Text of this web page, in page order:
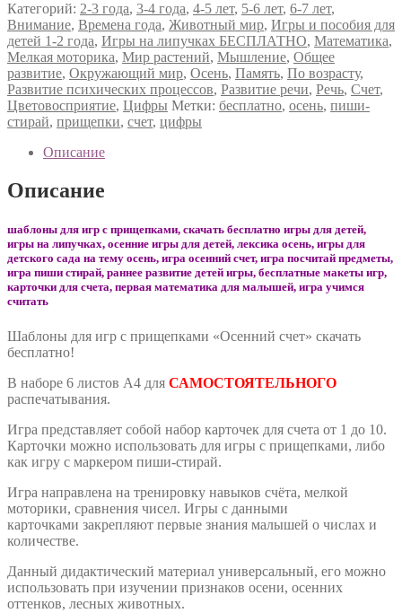
Категорий: 2-3 года, 3-4 года, 4-5 лет, 5-6 лет, 6-7 лет,
Внимание, Времена года, Животный мир, Игры и пособия для
детей 1-2 года, Игры на липучках БЕСПЛАТНО, Математика,
Мелкая моторика, Мир растений, Мышление, Общее
развитие, Окружающий мир, Осень, Память, По возрасту,
Развитие психических процессов, Развитие речи, Речь, Счет,
Цветовосприятие, Цифры Метки: бесплатно, осень, пиши-
стирай, прищепки, счет, цифры
Описание
Описание
шаблоны для игр с прищепками, скачать бесплатно игры для детей,
игры на липучках, осенние игры для детей, лексика осень, игры для
детского сада на тему осень, игра осенний счет, игра посчитай предметы,
игра пиши стирай, раннее развитие детей игры, бесплатные макеты игр,
карточки для счета, первая математика для малышей, игра учимся
считать
Шаблоны для игр с прищепками «Осенний счет» скачать
бесплатно!
В наборе 6 листов А4 для САМОСТОЯТЕЛЬНОГО
распечатывания.
Игра представляет собой набор карточек для счета от 1 до 10.
Карточки можно использовать для игры с прищепками, либо
как игру с маркером пиши-стирай.
Игра направлена на тренировку навыков счёта, мелкой
моторики, сравнения чисел. Игры с данными
карточками закрепляют первые знания малышей о числах и
количестве.
Данный дидактический материал универсальный, его можно
использовать при изучении признаков осени, осенних
оттенков, лесных животных.